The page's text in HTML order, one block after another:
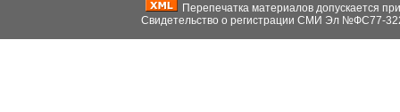
Перепечатка материалов допускается
Свидетельство о регистрации СМИ Эл №ФС77-